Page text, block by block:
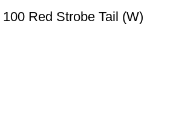
Red Strobe Tail (W)